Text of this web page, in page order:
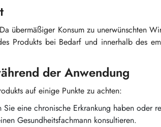
übermäßiger Konsum zu unerwünschten
Produkts bei Bedarf und innerhalb des
der Anwendung
auf einige Punkte zu achten:
Sie eine chronische Erkrankung haben oder
Gesundheitsfachmann konsultieren.